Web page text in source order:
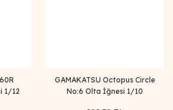
1/12
GAMAKATSU Octopus Circle
No:6 Olta İğnesi 1/10